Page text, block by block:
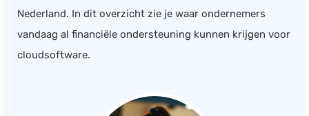
Nederland. In dit overzicht zie je waar ondernemers
vandaag al financiële ondersteuning kunnen krijgen voor
cloudsoftware.